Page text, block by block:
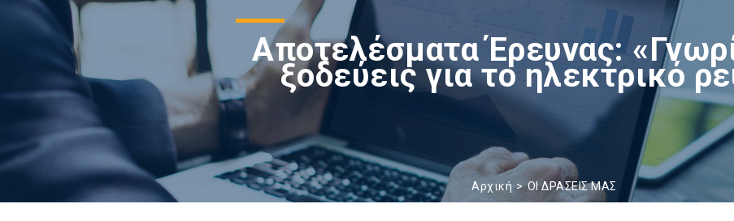
Αποτελέσματα Έρευνας:
ξοδεύεις για το ηλεκτρικό
Αρχική ΟΙ ΔΡΑΣΕΙΣ ΜΑΣ